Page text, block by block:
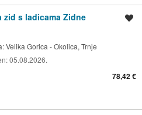
zid s ladicama Zidne
Velika Gorica - Okolica, Trnje
05.08.2026.
78,42 €